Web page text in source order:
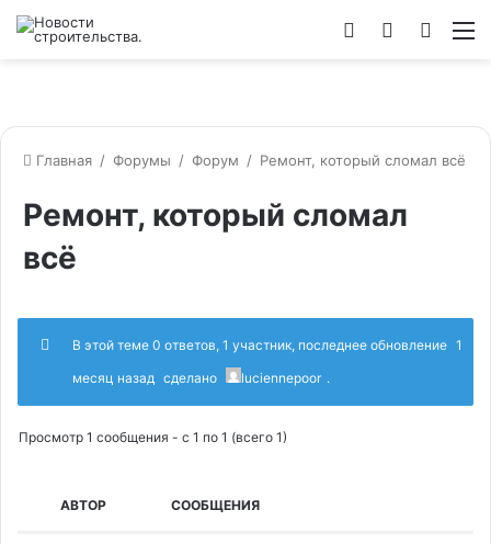
Switch
Войти
Главная / Форумы / Форум / Ремонт, который сломал всё
Ремонт, который сломал
всё
В этой теме 0 ответов, 1 участник, последнее обновление 1
месяц назад сделано luciennepoor .
Просмотр 1 сообщения - с 1 по 1 (всего 1)
АВТОР СООБЩЕНИЯ